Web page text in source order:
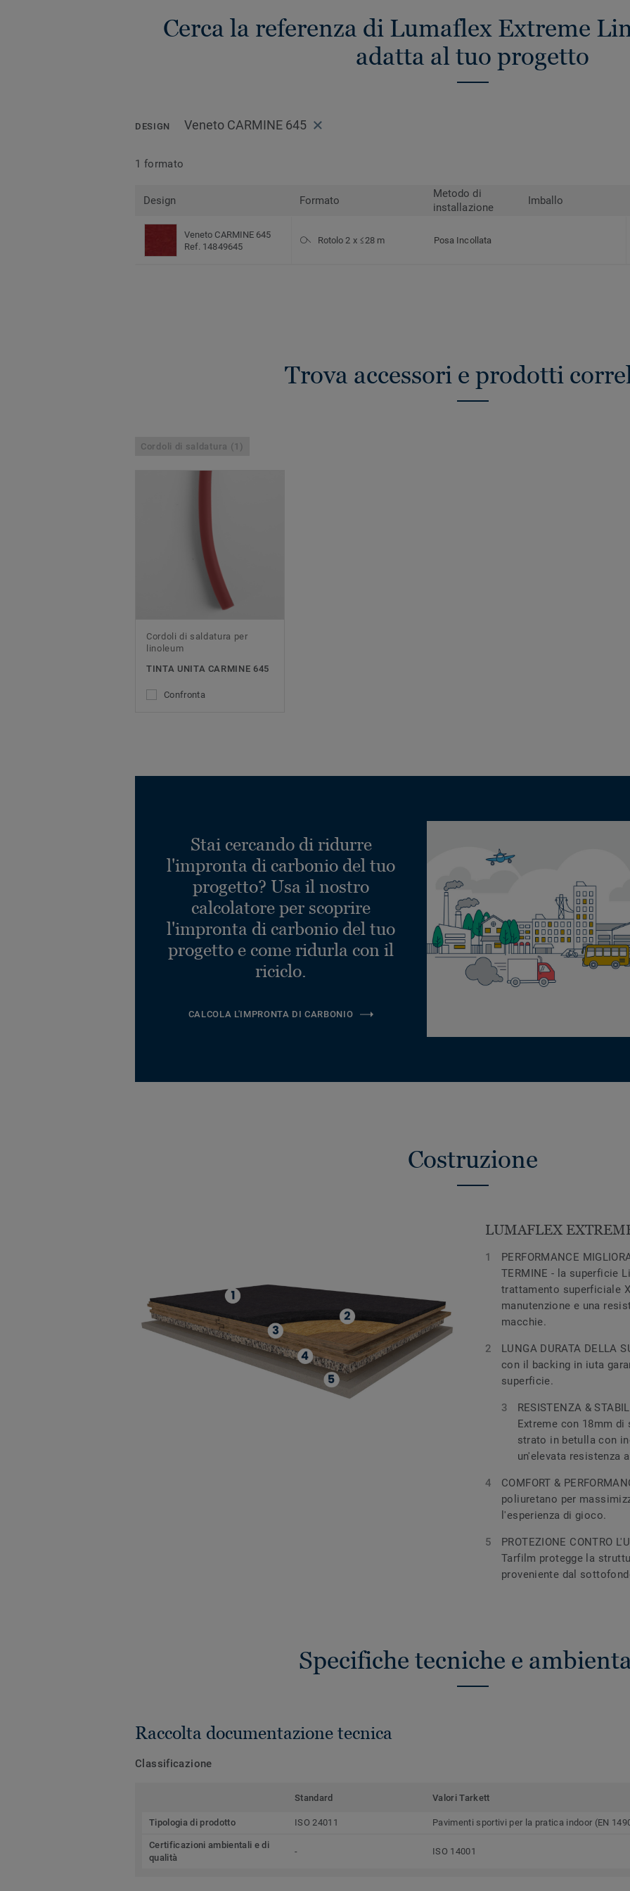
Cerca la referenza di Lumaflex Extreme
adatta al tuo progetto
DESIGN Veneto CARMINE 645
1 formato
Design Formato
Metodo di
installazione
Imballo
Veneto CARMINE 645
Ref. 14849645
Rotolo 2 x ≤28 m Posa Incollata
Trova accessori e prodotti
Cordoli di saldatura (1)
Cordoli di saldatura per
linoleum
TINTA UNITA CARMINE 645
Confronta
Stai cercando di ridurre
l'impronta di carbonio del tuo
progetto? Usa il nostro
calcolatore per scoprire
l'impronta di carbonio del tuo
progetto e come ridurla con il
riciclo.
CALCOLA L'IMPRONTA DI CARBONIO
Costruzione
LUMAFLEX
PERFORMANCE
TERMINE - la superficie
trattamento superficiale
manutenzione e una
macchie.
LUNGA DURATA DELLA
con il backing in iuta
superficie.
RESISTENZA &
Extreme con 18mm
strato in betulla con
un'elevata resistenza
COMFORT &
poliuretano per
l'esperienza di gioco.
PROTEZIONE CONTRO
Tarfilm protegge la
proveniente dal
Specifiche tecniche e
Raccolta documentazione tecnica
Classificazione
Standard Valori Tarkett
Tipologia di prodotto ISO 24011 Pavimenti sportivi per la pratica indoor (EN
Certificazioni ambientali e di
qualità
- ISO 14001